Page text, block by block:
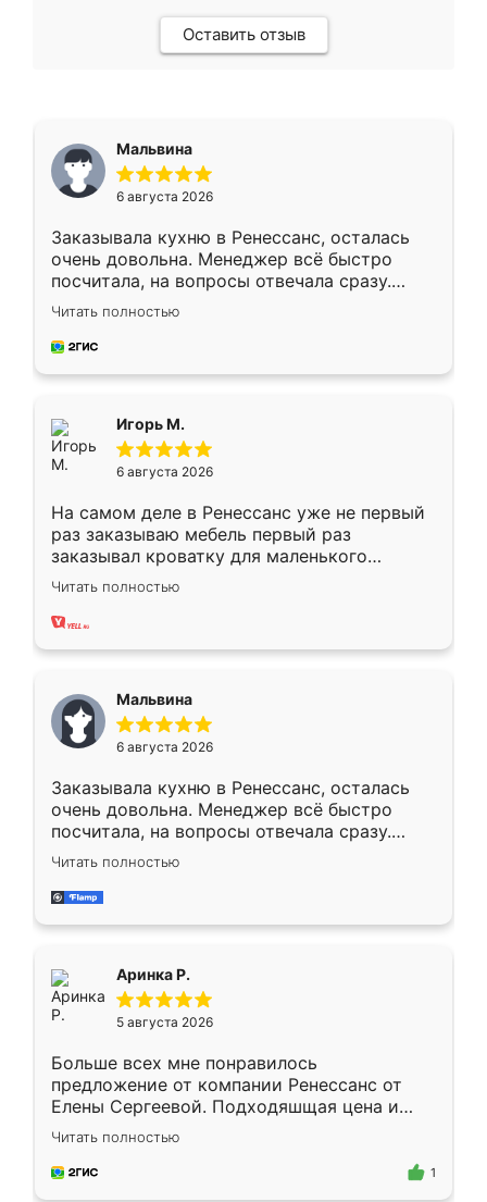
Оставить отзыв
Мальвина
6 августа 2026
Заказывала кухню в Ренессанс, осталась
очень довольна. Менеджер всё быстро
посчитала, на вопросы отвечала сразу.
Замерщик приехал в субботу, подошёл к
делу со всей ответственностью. Собрали
за день, ребята работали аккуратно, даже
Читать полностью
Игорь М.
6 августа 2026
На самом деле в Ренессанс уже не первый
раз заказываю мебель первый раз
заказывал кроватку для маленького
ребёнка при его рождении ,во второй раз
заказал шкаф-купе. По качеству очень
хорошее сборка достаточно быстрая,
меньше, здесь же он более разнообразный.
Мне нравится ,если что-то потребуется из
мебели буду заказывать только здесь.
Читать полностью
Мальвина
6 августа 2026
Заказывала кухню в Ренессанс, осталась
очень довольна. Менеджер всё быстро
посчитала, на вопросы отвечала сразу.
Замерщик приехал в субботу, подошёл к
делу со всей ответственностью. Собрали
за день, ребята работали аккуратно, даже
Читать полностью
Аринка Р.
5 августа 2026
Больше всех мне понравилось
предложение от компании Ренессанс от
Елены Сергеевой. Подходяшщая цена и
короткие сроки изготовления. Приехавший
для замера сотрудник Владислав
предложил по моему эскизу самый
Читать полностью
1